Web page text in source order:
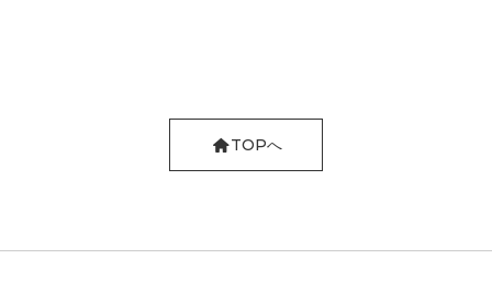
TOPへ